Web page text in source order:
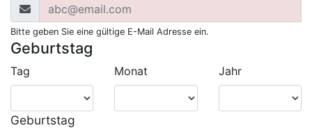
Bitte geben Sie eine gültige E-Mail Adresse ein.
Geburtstag
Tag Monat Jahr
Geburtstag